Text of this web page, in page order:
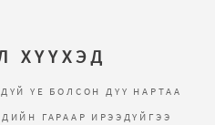
ХҮҮХЭД
ҮЕ БОЛСОН ДҮҮ НАРТАА
ГАРААР ИРЭЭДҮЙГЭЭ